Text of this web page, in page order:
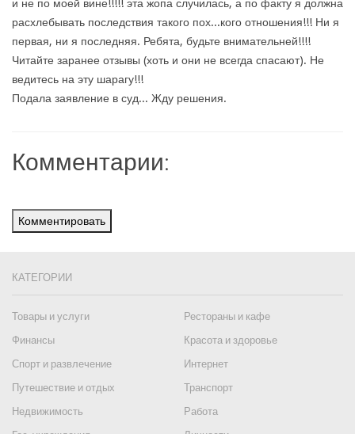
и не по моей вине!!!!! эта жопа случилась, а по факту я должна
расхлебывать последствия такого пох...кого отношения!!! Ни я
первая, ни я последняя. Ребята, будьте внимательней!!!!
Читайте заранее отзывы (хоть и они не всегда спасают). Не
ведитесь на эту шарагу!!!
Подала заявление в суд... Жду решения.
Комментарии:
Комментировать
КАТЕГОРИИ
Товары и услуги
Рестораны и кафе
Финансы
Красота и здоровье
Спорт и развлечение
Интернет
Путешествие и отдых
Транспорт
Недвижимость
Работа